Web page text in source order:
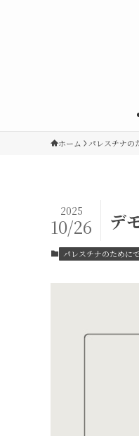
ホーム パレスチナの
デ
2025
10/26
パレスチナのために